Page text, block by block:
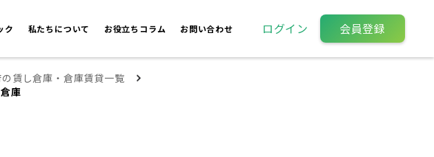
ク 私たちについて お役立ちコラム お問い合わせ ログイン 会員登録
賃し倉庫・倉庫賃貸一覧
庫